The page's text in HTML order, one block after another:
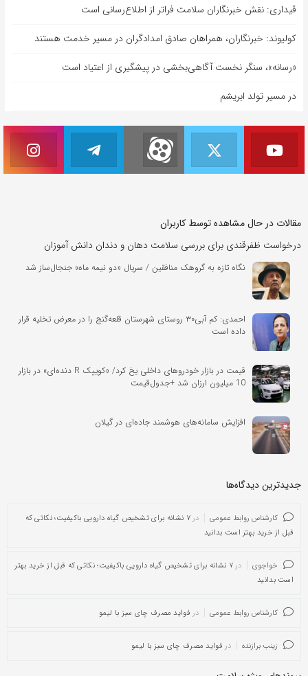
قیداری: نقش خبرنگاران سلامت فراتر از اطلاع‌رسانی است
کولیوند: خبرنگاران، همراهان صادق امدادگران در مسیر خدمت هستند
«رسانه»، سنگر نخست آگاهی‌بخشی در پیشگیری از اعتیاد است
در مسیر تولد ابریشم
مقالات در حال مشاهده توسط کاربران
درخواست ظفرقندی برای بررسی سلامت دهان و دندان دانش آموزان
نگاه تازه به گروهک منافقین / سریال «دو نیمه ماه» جنجال‌ساز شد
احمدی: کم آبی۳۰ روستای شهرستان قلعه‌گنج را در معرض تخلیه قرار
داده است
قیمت در بازار خودرو‌های داخلی یخ کرد/ «کوییک‌ R دنده‌ای» در بازار
10 میلیون ارزان شد +جدول‌قیمت
افزایش سامانه‌های هوشمند جاده‌ای در گیلان
جدیدترین دیدگاه‌‌ها
کارشناس روابط عمومی در
۷ نشانه برای تشخیص گیاه دارویی باکیفیت؛ نکاتی که
قبل از خرید بهتر است بدانید
خواجوی در
۷ نشانه برای تشخیص گیاه دارویی باکیفیت؛ نکاتی که قبل از خرید بهتر
است بدانید
کارشناس روابط عمومی در فواید مصرف چای سبز با لیمو
زینب برازنده در فواید مصرف چای سبز با لیمو